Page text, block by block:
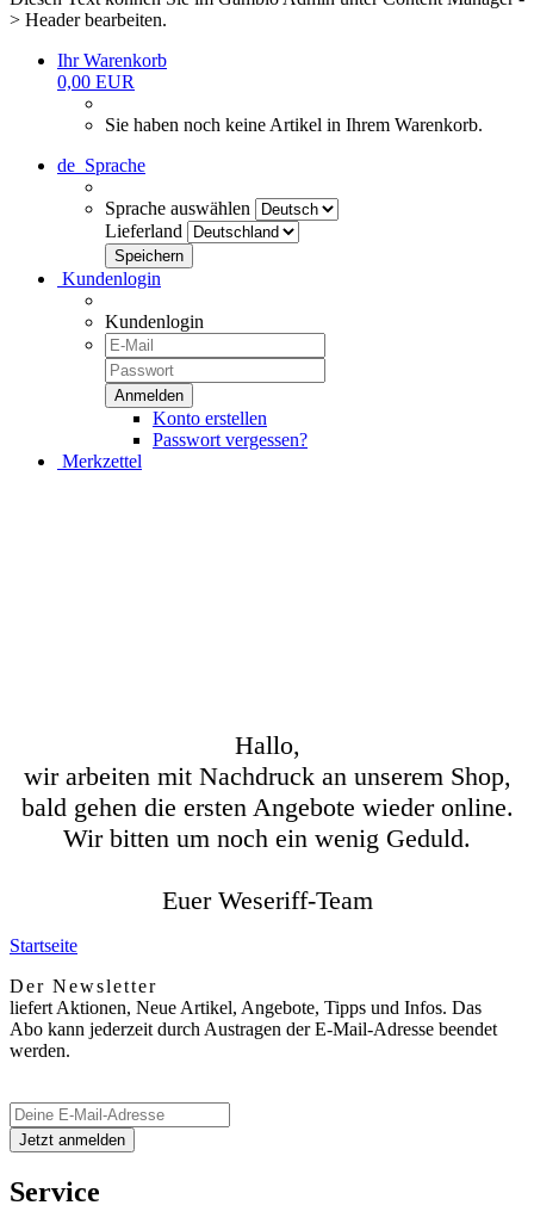
> Header bearbeiten.
Ihr Warenkorb
0,00 EUR
Sie haben noch keine Artikel in Ihrem Warenkorb.
de Sprache
Sprache auswählen
Lieferland
Kundenlogin
Kundenlogin
Konto erstellen
Passwort vergessen?
Merkzettel
Hallo,
wir arbeiten mit Nachdruck an unserem Shop,
bald gehen die ersten Angebote wieder online.
Wir bitten um noch ein wenig Geduld.
Euer Weseriff-Team
Startseite
Der Newsletter
liefert Aktionen, Neue Artikel, Angebote, Tipps und Infos. Das
Abo kann jederzeit durch Austragen der E-Mail-Adresse beendet
werden.
Service